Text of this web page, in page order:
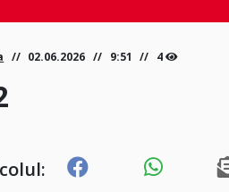
02.06.2026 9:51 4